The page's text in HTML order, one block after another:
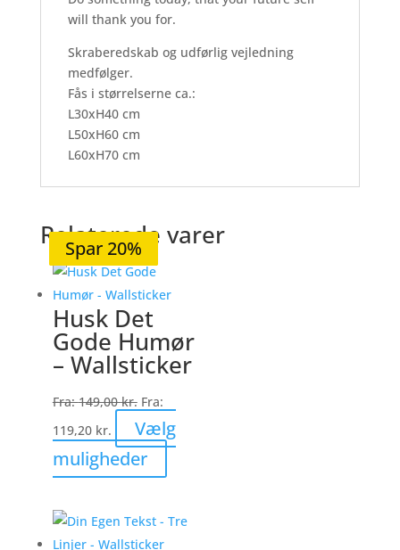
will thank you for.
Skraberedskab og udførlig vejledning
medfølger.
Fås i størrelserne ca.:
L30xH40 cm
L50xH60 cm
L60xH70 cm
Relaterede varer
Spar 20%
Husk Det
Gode Humør
– Wallsticker
Fra:149,00kr. Fra:
119,20 kr.
Vælg
muligheder
vare
flere
Spar 20%
Spar 23%
Spar 20%
Spar 20%